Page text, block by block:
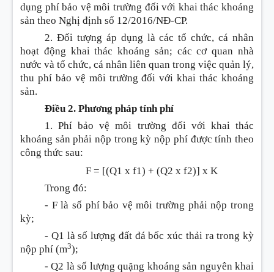
dụng phí bảo vệ môi trường đối với khai thác khoáng
sản theo Nghị định số 12/2016/NĐ-CP.
2. Đối tượng áp dụng là các tổ chức, cá nhân
hoạt động khai thác khoáng sản; các cơ quan nhà
nước và tổ chức, cá nhân liên quan trong việc quản lý,
thu phí bảo vệ môi trường đối với khai thác khoáng
sản.
Điều 2. Phương pháp tính phí
1. Phí bảo vệ môi trường đối với khai thác
khoáng sản phải nộp trong kỳ nộp phí được tính theo
công thức sau:
F = [(Q1 x f1) + (Q2 x f2)] x K
Trong đó:
- F là số phí bảo vệ môi trường phải nộp trong
kỳ;
- Q1 là số lượng đất đá bốc xúc thải ra trong kỳ
nộp phí (m3);
- Q2 là số lượng quặng khoáng sản nguyên khai